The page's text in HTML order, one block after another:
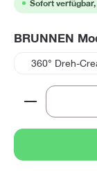
Sofort
BRUNNEN
360° Dreh-
Produkt